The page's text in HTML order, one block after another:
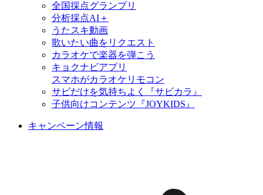
全国採点グランプリ
分析採点AI＋
うたスキ動画
歌いたい曲をリクエスト
カラオケで楽器を弾こう
キョクナビアプリ
スマホがカラオケリモコン
サビだけを気持ちよく『サビカラ』
子供向けコンテンツ『JOYKIDS』
キャンペーン情報